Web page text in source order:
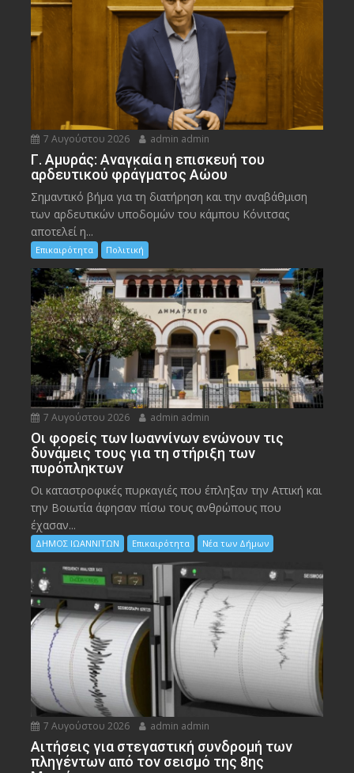
7 Αυγούστου 2026 admin admin
Γ. Αμυράς: Αναγκαία η επισκευή του
αρδευτικού φράγματος Αώου
Σημαντικό βήμα για τη διατήρηση και την αναβάθμιση
των αρδευτικών υποδομών του κάμπου Κόνιτσας
αποτελεί η...
Επικαιρότητα Πολιτική
7 Αυγούστου 2026 admin admin
Οι φορείς των Ιωαννίνων ενώνουν τις
δυνάμεις τους για τη στήριξη των
πυρόπληκτων
Οι καταστροφικές πυρκαγιές που έπληξαν την Αττική και
την Bοιωτία άφησαν πίσω τους ανθρώπους που
έχασαν...
ΔΗΜΟΣ ΙΩΑΝΝΙΤΩΝ Επικαιρότητα Νέα των Δήμων
7 Αυγούστου 2026 admin admin
Αιτήσεις για στεγαστική συνδρομή των
πληγέντων από τον σεισμό της 8ης